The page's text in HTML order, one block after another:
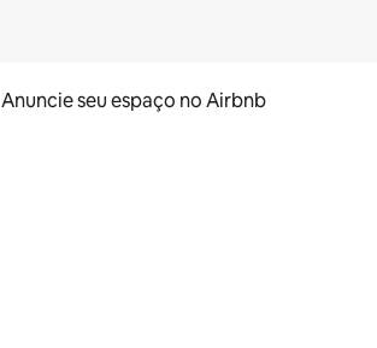
Anuncie seu espaço no Airbnb